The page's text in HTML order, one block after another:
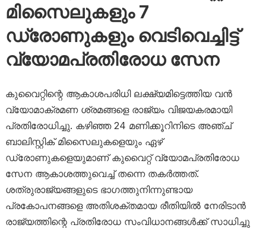
മിസൈലുകളും 7
ഡ്രോണുകളും വെടിവെച്ചിട്ട്
വ്യോമപ്രതിരോധ സേന
കുവൈറ്റിന്റെ ആകാശപരിധി ലക്ഷ്യമിട്ടെത്തിയ വൻ
വ്യോമാക്രമണ ശ്രമങ്ങളെ രാജ്യം വിജയകരമായി
പ്രതിരോധിച്ചു. കഴിഞ്ഞ 24 മണിക്കൂറിനിടെ അഞ്ച്
ബാലിസ്റ്റിക് മിസൈലുകളെയും ഏഴ്
ഡ്രോണുകളെയുമാണ് കുവൈറ്റ് വ്യോമപ്രതിരോധ
സേന ആകാശത്തുവെച്ച് തന്നെ തകർത്തത്.
ശത്രുരാജ്യങ്ങളുടെ ഭാഗത്തുനിന്നുണ്ടായ
പ്രകോപനങ്ങളെ അതിശക്തമായ രീതിയിൽ നേരിടാൻ
രാജ്യത്തിന്റെ പ്രതിരോധ സംവിധാനങ്ങൾക്ക് സാധിച്ചു